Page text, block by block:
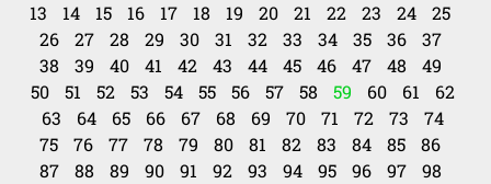
13
14 15 16 17 18 19 20 21 22 23 24
25
26
27 28 29 30 31 32 33 34 35 36
37
38
39 40 41 42 43 44 45 46 47 48
49
50
51 52 53 54 55 56 57 58 59 60 61
62
63
64 65 66 67 68 69 70 71 72 73
74
75
76 77 78 79 80 81 82 83 84 85
86
87
88 89 90 91 92 93 94 95 96 97
98